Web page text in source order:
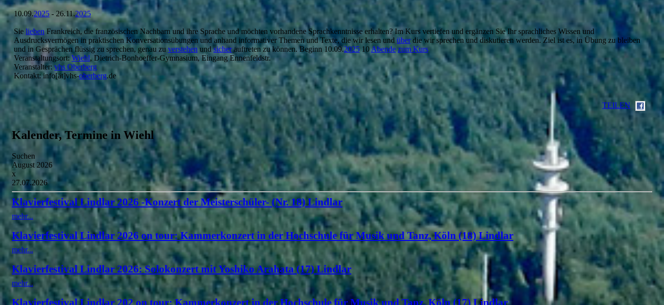
10.09.2025 - 26.11.2025
Sie lieben Frankreich, die französischen Nachbarn und ihre Sprache und möchten vorhandene Sprachkenntnisse erhalten? Im Kurs vertiefen und ergänzen Sie Ihr sprachliches Wissen und
Ausdrucksvermögen in praktischen Konversationsübungen und anhand informativer Themen und Texte, die wir lesen und überdie wir sprechen und diskutieren werden. Ziel ist es, in Übung zu bleiben
und in Gesprächen flüssig zu sprechen, genau zu verstehenundsicherauftreten zu können. Beginn 10.09.2025 10Abende zum Kurs
Veranstaltungsort: Wiehl, Dietrich-Bonhoeffer-Gymnasium, Eingang Ennenfeldstr.
Veranstalter:vhs Oberberg
Kontakt: info[ät]vhs-oberberg.de
TEILEN
Kalender, Termine in Wiehl
Suchen
August 2026
x
27.07.2026
Klavierfestival Lindlar 2026 -Konzert der Meisterschüler- (Nr. 18) Lindlar
mehr...
Klavierfestival Lindlar 2026 on tour: Kammerkonzert in der Hochschule für Musik und Tanz, Köln (18) Lindlar
mehr...
Klavierfestival Lindlar 2026: Solokonzert mit Yoshiko Arahata (17) Lindlar
mehr...
Klavierfestival Lindlar 202 on tour: Kammerkonzert in der Hochschule für Musik und Tanz, Köln (17) Lindlar